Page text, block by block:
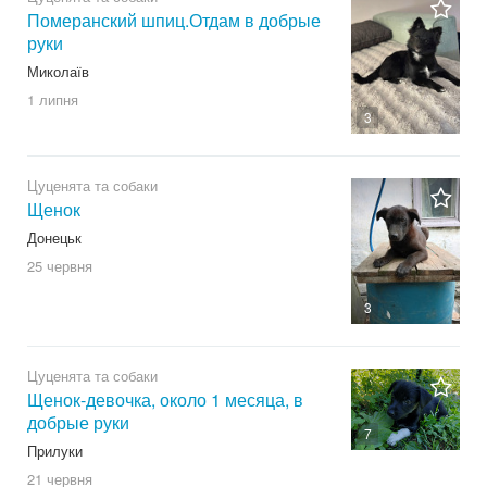
3
Померанский шпиц.Отдам в добрые
руки
Миколаїв
1 липня
3
Цуценята та собаки
Щенок
Донецьк
25 червня
7
Цуценята та собаки
Щенок-девочка, около 1 месяца, в
добрые руки
Прилуки
21 червня